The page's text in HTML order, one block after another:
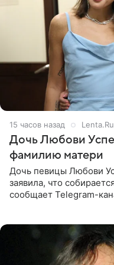
15 часов назад Lenta.Ru
Дочь Любови
фамилию матери
Дочь певицы Любови
заявила, что
сообщает Telegram-